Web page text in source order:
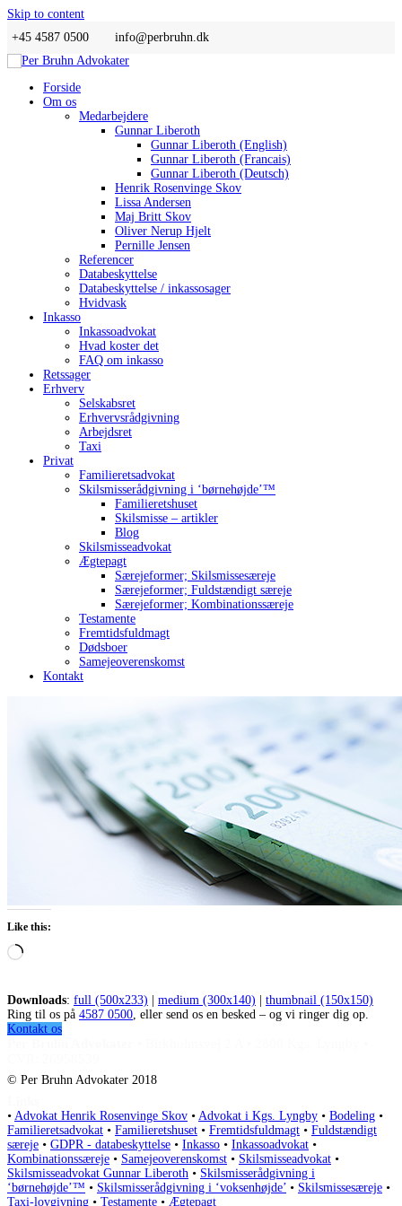
Skip to content
+45 4587 0500
info@perbruhn.dk
Forside
Om os
Medarbejdere
Gunnar Liberoth
Gunnar Liberoth (English)
Gunnar Liberoth (Francais)
Gunnar Liberoth (Deutsch)
Henrik Rosenvinge Skov
Lissa Andersen
Maj Britt Skov
Oliver Nerup Hjelt
Pernille Jensen
Referencer
Databeskyttelse
Databeskyttelse / inkassosager
Hvidvask
Inkasso
Inkassoadvokat
Hvad koster det
FAQ om inkasso
Retssager
Erhverv
Selskabsret
Erhvervsrådgivning
Arbejdsret
Taxi
Privat
Familieretsadvokat
Skilsmisserådgivning i ‘børnehøjde’™
Familieretshuset
Skilsmisse – artikler
Blog
Skilsmisseadvokat
Ægtepagt
Særejeformer; Skilsmissesæreje
Særejeformer; Fuldstændigt særeje
Særejeformer; Kombinationssæreje
Testamente
Fremtidsfuldmagt
Dødsboer
Samejeoverenskomst
Kontakt
Like this:
Loading…
Downloads: full (500x233) medium (300x140)
thumbnail (150x150)
Ring til os på 4587 0500, eller send os en besked – og vi ringer dig op.
Kontakt os
© Per Bruhn Advokater 2018
• Advokat Henrik Rosenvinge Skov • Advokat i Kgs. Lyngby • Bodeling •
Familieretsadvokat • Familieretshuset • Fremtidsfuldmagt • Fuldstændigt
særeje • GDPR - databeskyttelse • Inkasso • Inkassoadvokat •
Kombinationssæreje • Samejeoverenskomst • Skilsmisseadvokat •
Skilsmisseadvokat Gunnar Liberoth • Skilsmisserådgivning i
‘børnehøjde’™ • Skilsmisserådgivning i ‘voksenhøjde’ • Skilsmissesæreje •
Taxi-lovgivning • Testamente • Ægtepagt